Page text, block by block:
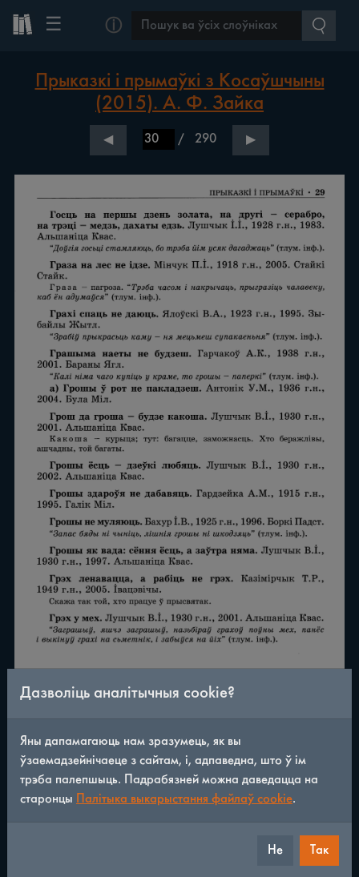
☰ ⓘ
Прыказкі і прымаўкі з Косаўшчыны
(2015). А. Ф. Зайка
◀ / 290 ▶
— медзь, дахаты едзь. Лушчык І.І., 1928 г.н., 1983.
Альшаніца Квас. "Доўгія госьці стамляюць, бо трэба йім
"Трэба часом і накрычаць, прыгразіць чалавеку, каб ён
адумаўся" (тлум. інф.). Грахі спаць не даюць. Ялоўскі В.А.,
Дазволіць аналітычныя cookie?
Яны дапамагаюць нам зразумець, як вы
ўзаемадзейнічаеце з сайтам, і, адпаведна, што ў ім
трэба палепшыць. Падрабязней можна даведацца на
старонцы
Палітыка выкарыстання файлаў cookie.
Не Так